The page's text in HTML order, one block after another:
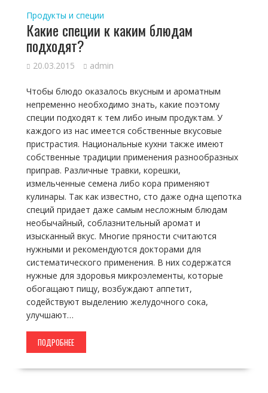
Продукты и специи
Какие специи к каким блюдам
подходят?
20.03.2015 admin
Чтобы блюдо оказалось вкусным и ароматным
непременно необходимо знать, какие поэтому
специи подходят к тем либо иным продуктам. У
каждого из нас имеется собственные вкусовые
пристрастия. Национальные кухни также имеют
собственные традиции применения разнообразных
приправ. Различные травки, корешки,
измельченные семена либо кора применяют
кулинары. Так как известно, сто даже одна щепотка
специй придает даже самым несложным блюдам
необычайный, соблазнительный аромат и
изысканный вкус. Многие пряности считаются
нужными и рекомендуются докторами для
систематического применения. В них содержатся
нужные для здоровья микроэлементы, которые
обогащают пищу, возбуждают аппетит,
содействуют выделению желудочного сока,
улучшают…
ПОДРОБНЕЕ